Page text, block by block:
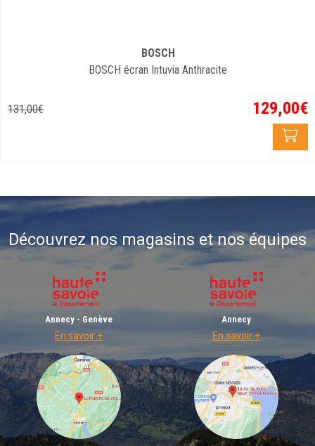
BOSCH
BOSCH écran Intuvia Anthracite
131,00€ 129,00€
Découvrez nos magasins et nos équipes
Annecy - Genève
En savoir +
Annecy
En savoir +